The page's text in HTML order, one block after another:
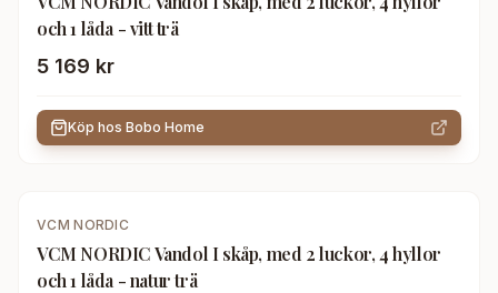
och 1 låda - vitt trä
5 169 kr
Köp hos Bobo Home
VCM NORDIC
VCM NORDIC Vandol I skåp, med 2 luckor, 4 hyllor
och 1 låda - natur trä